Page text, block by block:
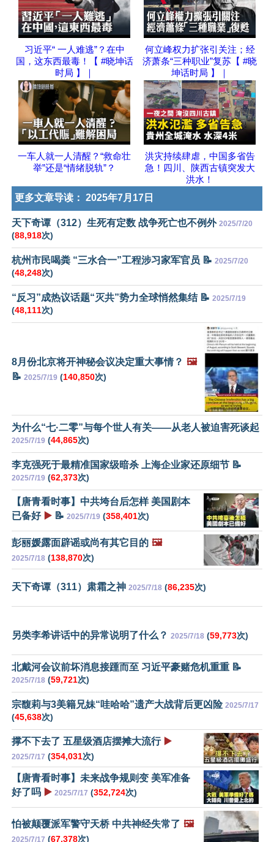
习近平“ 一人难逃”？在中
国，这东西最毒！【 #晓坤话
时局 】｜
何立峰权力扩张引关注；经
济萧条“三种职业”复苏【 #晓
坤话时局 】｜
一车人就一人清醒？“救命壮
举”还是“情绪脱轨”？
洪灾持续肆虐，中国多省告
急！四川、陕西古镇突发大
洪水！
更多文章导读： 2025年7月17日
天下奇谭（312）生死有定数 战争死亡也不例外 2025/7/20
(88,918次)
杭州市民喝粪 “三水合一”工程涉习家军官员 📝 2025/7/20
(48,248次)
“反习”成热议话题“灭共”势力全球悄然集结 📝 2025/7/19
(48,111次)
8月份北京将开神秘会议决定重大事情？ 🖼️
📝 2025/7/19 (140,850次)
为什么“七·二零”与每个世人有关——从老人被迫害死谈起
2025/7/19 (44,865次)
李克强死于最精准国家级暗杀 上海企业家还原细节 📝
2025/7/19 (62,373次)
【唐青看时事】中共垮台后怎样 美国剧本
已备好 ▶️ 📝 2025/7/19 (358,401次)
彭丽媛露面辟谣或尚有其它目的 🖼️
2025/7/18 (138,870次)
天下奇谭（311）肃霜之神 2025/7/18 (86,235次)
另类李希讲话中的异常说明了什么？ 2025/7/18 (59,773次)
北戴河会议前坏消息接踵而至 习近平豪赌危机重重 📝
2025/7/18 (59,721次)
宗馥莉与3美籍兄妹“哇哈哈”遗产大战背后更凶险 2025/7/17
(45,638次)
撑不下去了 五星级酒店摆摊大流行 ▶️
2025/7/17 (354,031次)
【唐青看时事】未来战争规则变 美军准备
好了吗 ▶️ 2025/7/17 (352,724次)
怕被颠覆派军警守天桥 中共神经失常了 🖼️
2025/7/17 (67,378次)